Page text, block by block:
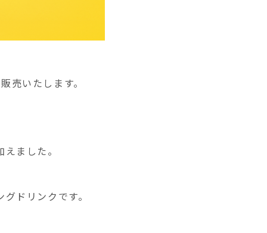
売いたします。
ました。
ドリンクです。